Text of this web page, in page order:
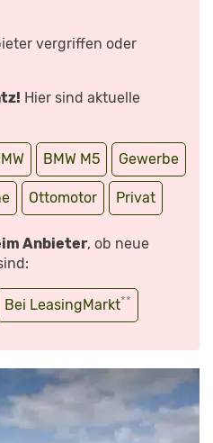
vergriffen oder
Hier sind aktuelle
BMW M5 Gewerbe
Ottomotor Privat
Anbieter, ob neue
Bei LeasingMarkt**